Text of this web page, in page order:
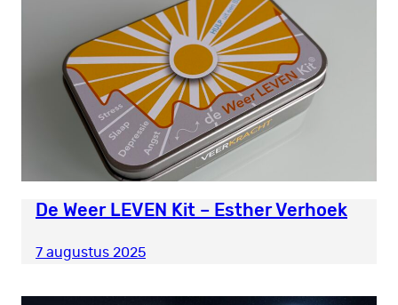
De Weer LEVEN Kit – Esther Verhoek
7 augustus 2025